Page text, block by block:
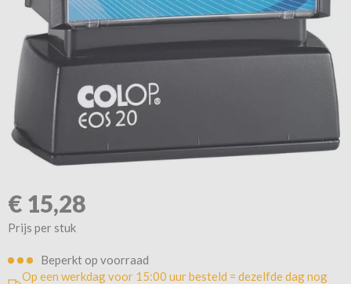
€ 15,28
Prijs per stuk
Beperkt op voorraad
Op een werkdag voor 15:00 uur besteld = dezelfde dag nog